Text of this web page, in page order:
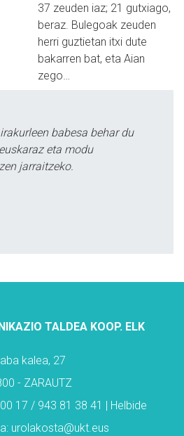
37 zeuden iaz; 21 gutxiago,
beraz. Bulegoak zeuden
herri guztietan itxi dute
bakarren bat, eta Aian
zego…
babesa behar du
eta modu
jarraitzeko.
TALDEA KOOP. ELK
kalea, 27
- ZARAUTZ
17 / 943 81 38 41 | Helbide
urolakosta@ukt.eus